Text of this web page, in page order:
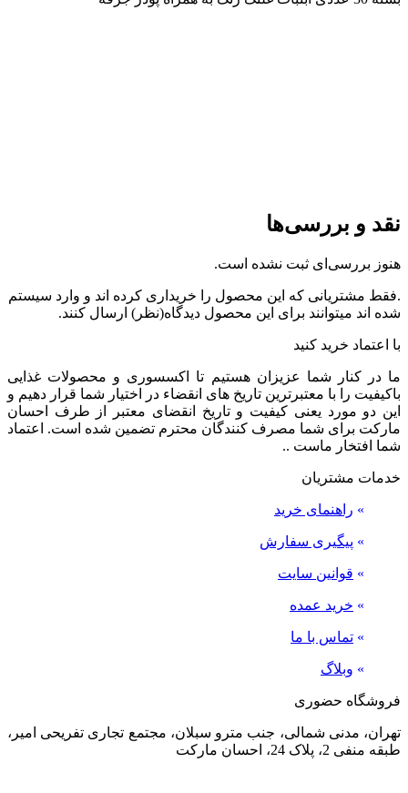
نقد و بررسی‌ها
هنوز بررسی‌ای ثبت نشده است.
.فقط مشتریانی که این محصول را خریداری کرده اند و وارد سیستم
شده اند میتوانند برای این محصول دیدگاه(نظر) ارسال کنند.
با اعتماد خرید کنید
ما در کنار شما عزیزان هستیم تا اکسسوری و محصولات غذایی
باکیفیت را با معتبرترین تاریخ های انقضاء در اختیار شما قرار دهیم و
این دو مورد یعنی کیفیت و تاریخ انقضای معتبر از طرف احسان
مارکت برای شما مصرف کنندگان محترم تضمین شده است. اعتماد
شما افتخار ماست ..
خدمات مشتریان
» راهنمای خرید
» پیگیری سفارش
» قوانین سایت
» خرید عمده
» تماس با ما
» وبلاگ
فروشگاه حضوری
تهران، مدنی شمالی، جنب مترو سبلان، مجتمع تجاری تفریحی امیر،
طبقه منفی 2، پلاک 24، احسان مارکت